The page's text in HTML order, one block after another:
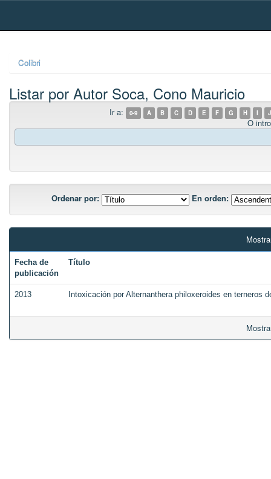
Skip
Colibri
Listar por Autor Soca, Cono Mauricio
Ir a: 0-9 A B C D E F G H I J
O
Ordenar por: En orden:
Fecha de
publicación
Título
2013 Intoxicación por Alternanthera philoxeroides en terneros